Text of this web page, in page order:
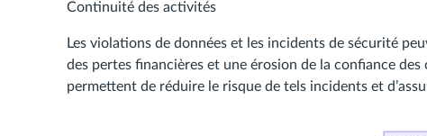
Continuité des activités
Les violations de données et les incidents de sécurité
des pertes financières et une érosion de la confiance
permettent de réduire le risque de tels incidents et